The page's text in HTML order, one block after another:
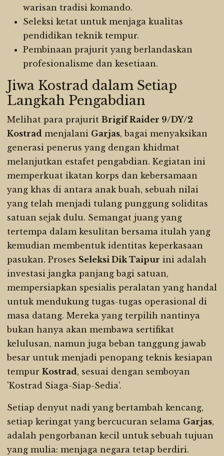
warisan tradisi komando.
Seleksi ketat untuk menjaga kualitas
pendidikan teknik tempur.
Pembinaan prajurit yang berlandaskan
profesionalisme dan kesetiaan.
Jiwa Kostrad dalam Setiap
Langkah Pengabdian
Melihat para prajurit Brigif Raider 9/DY/2
Kostrad menjalani Garjas, bagai menyaksikan
generasi penerus yang dengan khidmat
melanjutkan estafet pengabdian. Kegiatan ini
memperkuat ikatan korps dan kebersamaan
yang khas di antara anak buah, sebuah nilai
yang telah menjadi tulang punggung soliditas
satuan sejak dulu. Semangat juang yang
tertempa dalam kesulitan bersama itulah yang
kemudian membentuk identitas keperkasaan
pasukan. Proses Seleksi Dik Taipur ini adalah
investasi jangka panjang bagi satuan,
mempersiapkan spesialis peralatan yang handal
untuk mendukung tugas-tugas operasional di
masa datang. Mereka yang terpilih nantinya
bukan hanya akan membawa sertifikat
kelulusan, namun juga beban tanggung jawab
besar untuk menjadi penopang teknis kesiapan
tempur Kostrad, sesuai dengan semboyan
'Kostrad Siaga-Siap-Sedia'.
Setiap denyut nadi yang bertambah kencang,
setiap keringat yang bercucuran selama Garjas,
adalah pengorbanan kecil untuk sebuah tujuan
yang mulia: menjaga negara tetap berdiri.